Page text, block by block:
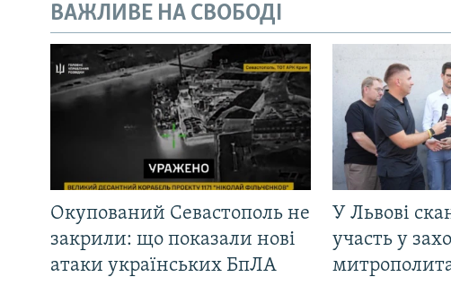
ВАЖЛИВЕ НА СВОБОДІ
Окупований Севастополь не
закрили: що показали нові
атаки українських БпЛА
У Львові
участь у